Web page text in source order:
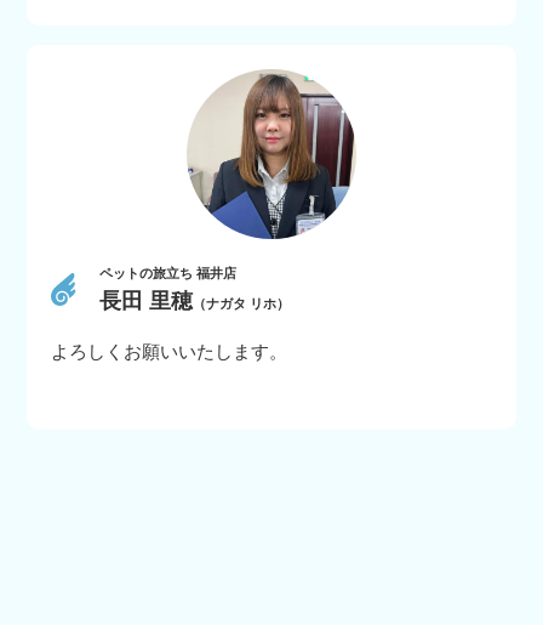
ペットの旅立ち 福井店
長田 里穂 （ナガタ リホ）
よろしくお願いいたします。